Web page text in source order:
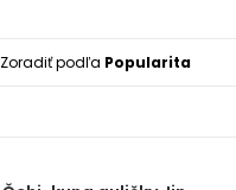
Zoradiť podľa Popularita